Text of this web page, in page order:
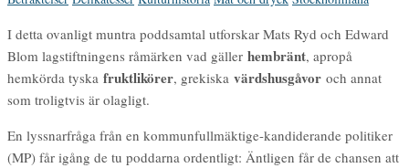
I detta ovanligt muntra poddsamtal utforskar Mats Ryd och Edward
Blom lagstiftningens råmärken vad gäller hembränt, apropå
hemkörda tyska fruktlikörer, grekiska värdshusgåvor och annat
som troligtvis är olagligt.
En lyssnarfråga från en kommunfullmäktige-kandiderande politiker
(MP) får igång de tu poddarna ordentligt: Äntligen får de chansen att